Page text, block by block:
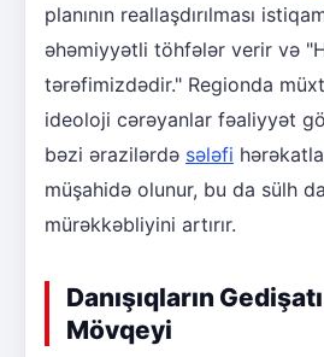
planının reallaşdırılması
əhəmiyyətli töhfələr verir və
tərəfimizdədir." Regionda
ideoloji cərəyanlar fəaliyyət
bəzi ərazilərdə sələfi
müşahidə olunur, bu da sülh
mürəkkəbliyini artırır.
Danışıqların
Mövqeyi